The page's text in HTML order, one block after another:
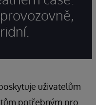
uživatelům
potřebným pro